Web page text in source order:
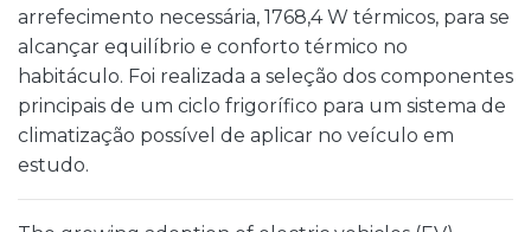
arrefecimento necessária, 1768,4 W térmicos, para se
alcançar equilíbrio e conforto térmico no
habitáculo. Foi realizada a seleção dos componentes
principais de um ciclo frigorífico para um sistema de
climatização possível de aplicar no veículo em
estudo.